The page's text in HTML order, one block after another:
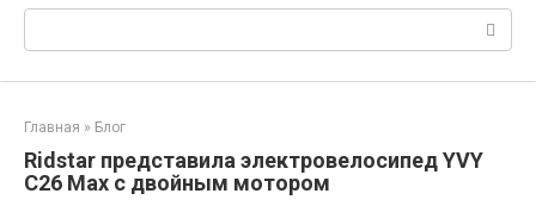
Поиск:
Главная » Блог
Ridstar представила электровелосипед YVY
C26 Max с двойным мотором